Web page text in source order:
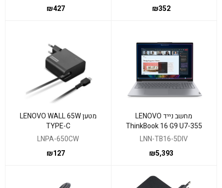
₪352
₪427
מחשב נייד LENOVO
ThinkBook 16 G9 U7-355
16GB 512GB DOS 3Y
LNN-TB16-5DIV
₪5,393
מטען LENOVO WALL 65W
TYPE-C
LNPA-650CW
₪127